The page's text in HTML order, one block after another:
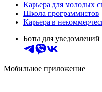
Карьера для молодых
Школа программистов
Карьера в
Боты для уведомлений
Мобильное приложение